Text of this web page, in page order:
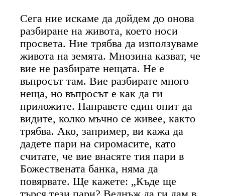
Сега ние искаме да дойдем до онова
разбиране на живота, което носи
просвета. Ние трябва да използуваме
живота на земята. Мнозина казват, че
вие не разбирате нещата. Не е
въпросът там. Вие разбирате много
неща, но въпросът е как да ги
приложите. Направете един опит да
видите, колко мъчно се живее, както
трябва. Ако, запример, ви кажа да
дадете пари на сиромасите, като
считате, че вие внасяте тия пари в
Божествената банка, няма да
повярвате. Ще кажете: „Къде ще